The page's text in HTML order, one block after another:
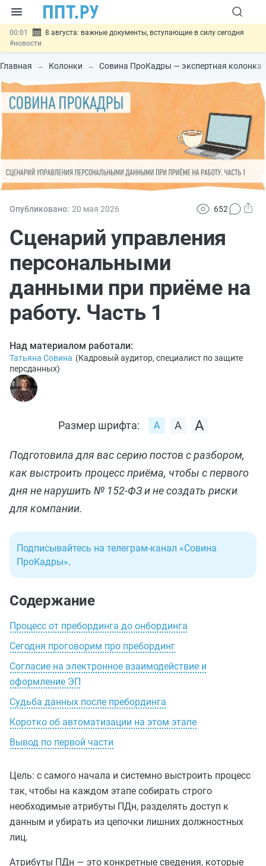
00:01
8 августа: важные документы, вступающие в силу сегодня
#новости
07.08 Подписан закон о блокировке продажи опасных товаров через
«Честный знак»#новости
07.08 Госпошлину за устранение ошибок в документах предлагают
отменить #новости
Разработают единые критерии трудовых и ГПХ-
Главная Колонки Совина ПроКадры — экспертная колонка
Опубликовано: 20 мая 2026 652
Сценарий управления
персональными
данными при приёме на
работу. Часть 1
Над материалом работали:
Татьяна Совина (Кадровый аудитор, специалист по защите
персданных)
Размер шрифта:
Подготовила для вас серию постов с разбором,
как выстроить процесс приёма, чтобы с первого
дня не нарушить № 152-ФЗ и не создать риски
для компании.
Подписывайтесь на телеграм-канал «Совина
ПроКадры».
Содержание
Процесс от пребординга до онбординга
Сегодня проговорим про пребординг
Согласие на электронное взаимодействие и
оформление ЭП
Судьба данных после пребординга
Коротко об автоматизации на этом этапе
Вывод по первой части
Цель: с самого начала и системно выстроить процесс
так, чтобы на каждом этапе собирать строго
необходимые атрибуты ПДн, разделять доступ к
данным и убирать из цепочки лишних должностных
лиц.
Атрибуты ПДн — это конкретные сведения, которые